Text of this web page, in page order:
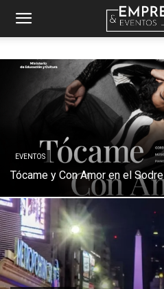
Empresas
EVENTOS
Tócame y Con Amor en el Sodre